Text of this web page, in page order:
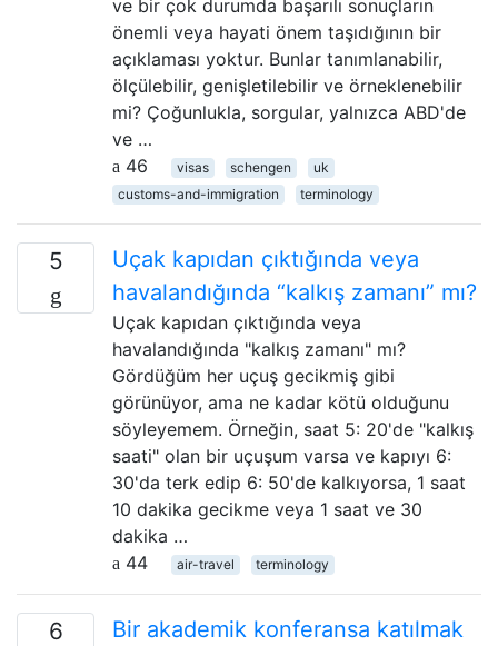
ve bir çok durumda başarılı sonuçların
önemli veya hayati önem taşıdığının bir
açıklaması yoktur. Bunlar tanımlanabilir,
ölçülebilir, genişletilebilir ve örneklenebilir
mi? Çoğunlukla, sorgular, yalnızca ABD'de
ve …
46
visas schengen
uk
customs-and-immigration
terminology
5
Uçak kapıdan çıktığında veya
havalandığında “kalkış zamanı” mı?
Uçak kapıdan çıktığında veya
havalandığında "kalkış zamanı" mı?
Gördüğüm her uçuş gecikmiş gibi
görünüyor, ama ne kadar kötü olduğunu
söyleyemem. Örneğin, saat 5: 20'de "kalkış
saati" olan bir uçuşum varsa ve kapıyı 6:
30'da terk edip 6: 50'de kalkıyorsa, 1 saat
10 dakika gecikme veya 1 saat ve 30
dakika …
44
air-travel terminology
6
Bir akademik konferansa katılmak